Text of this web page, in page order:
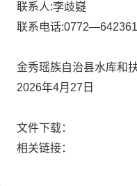
联系人:李歧嶷
联系电话
金秀瑶族自治县水库和
2026年4月27日
文件下载：
相关链接：